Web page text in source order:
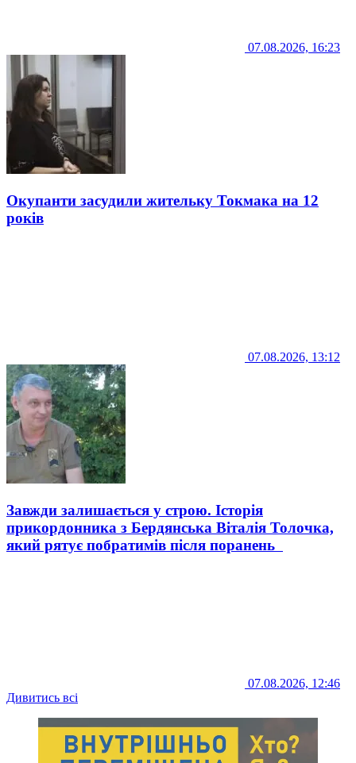
07.08.2026, 16:23
Окупанти засудили жительку Токмака на 12
років
07.08.2026, 13:12
Завжди залишається у строю. Історія
прикордонника з Бердянська Віталія Толочка,
який рятує побратимів після поранень
07.08.2026, 12:46
Дивитись всі